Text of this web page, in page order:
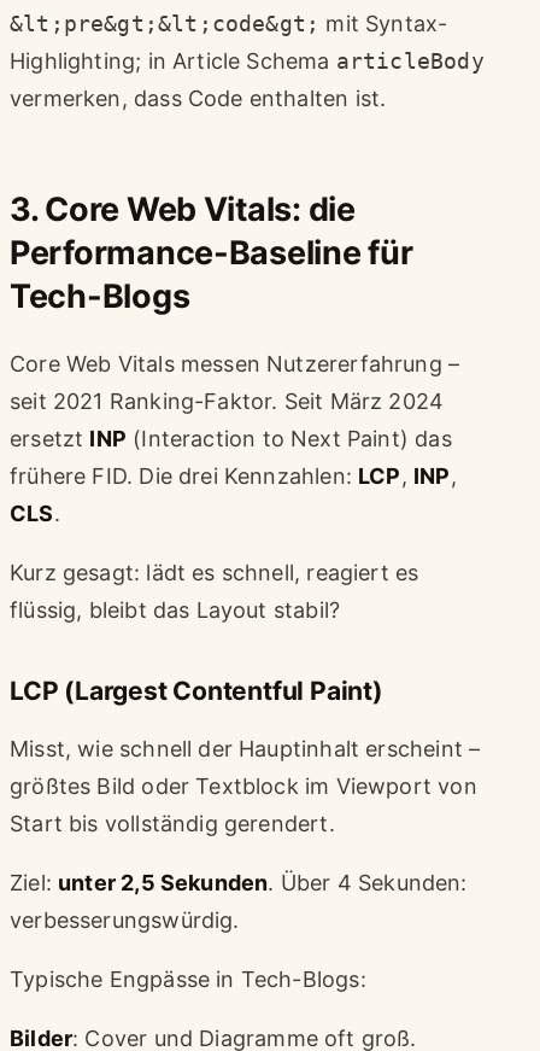
&lt;pre&gt;&lt;code&gt; mit Syntax-
Highlighting; in Article Schema articleBody
vermerken, dass Code enthalten ist.
3. Core Web Vitals: die
Performance-Baseline für
Tech-Blogs
Core Web Vitals messen Nutzererfahrung –
seit 2021 Ranking-Faktor. Seit März 2024
ersetzt INP (Interaction to Next Paint) das
frühere FID. Die drei Kennzahlen: LCP, INP,
CLS.
Kurz gesagt: lädt es schnell, reagiert es
flüssig, bleibt das Layout stabil?
LCP (Largest Contentful Paint)
Misst, wie schnell der Hauptinhalt erscheint –
größtes Bild oder Textblock im Viewport von
Start bis vollständig gerendert.
Ziel: unter 2,5 Sekunden. Über 4 Sekunden:
verbesserungswürdig.
Typische Engpässe in Tech-Blogs:
Bilder: Cover und Diagramme oft groß.